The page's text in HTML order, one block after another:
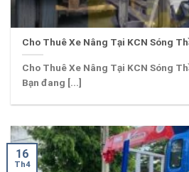
Cho Thuê Xe Nâng Tại KCN Sóng
Cho Thuê Xe Nâng Tại KCN Sóng
Bạn đang [...]
16
Th4